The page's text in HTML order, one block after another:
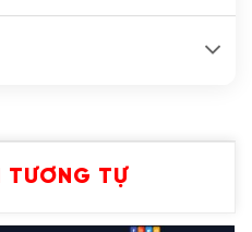
TƯƠNG TỰ